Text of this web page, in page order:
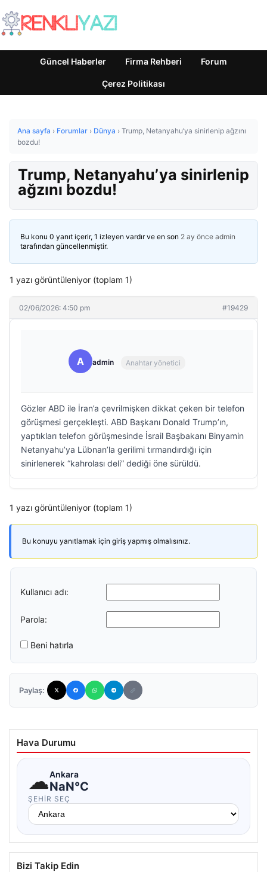
Güncel Haberler Firma Rehberi Forum
Çerez Politikası
Ana sayfa › Forumlar › Dünya › Trump, Netanyahu’ya sinirlenip ağzını
bozdu!
Trump, Netanyahu’ya sinirlenip
ağzını bozdu!
Bu konu 0 yanıt içerir, 1 izleyen vardır ve en son 2 ay önce admin
tarafından güncellenmiştir.
1 yazı görüntüleniyor (toplam 1)
02/06/2026: 4:50 pm #19429
A admin Anahtar yönetici
Gözler ABD ile İran’a çevrilmişken dikkat çeken bir telefon
görüşmesi gerçekleşti. ABD Başkanı Donald Trump’ın,
yaptıkları telefon görüşmesinde İsrail Başbakanı Binyamin
Netanyahu’ya Lübnan’la gerilimi tırmandırdığı için
sinirlenerek “kahrolası deli” dediği öne sürüldü.
1 yazı görüntüleniyor (toplam 1)
Bu konuyu yanıtlamak için giriş yapmış olmalısınız.
Kullanıcı adı:
Parola:
Beni hatırla
Paylaş:
Hava Durumu
☁Ankara
NaN°C
ŞEHIR SEÇ
Bizi Takip Edin